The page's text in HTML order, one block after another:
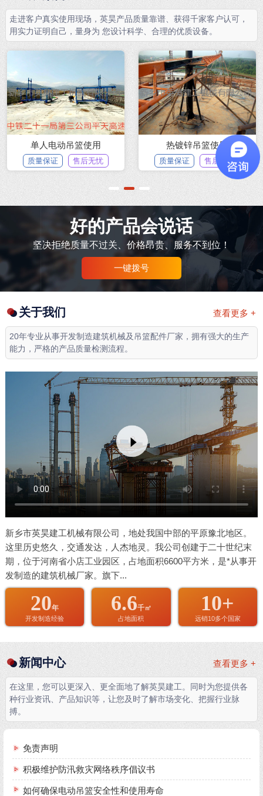
走进客户真实使用现场，英昊产品质量靠谱、获得千家客户认可，
用实力证明自己，量身为 您设计科学、合理的优质设备。
单人电动吊篮使用
质量保证 售后无忧
热镀锌吊篮使用
质量保证 售后无忧
1 2 3
好的产品会说话
坚决拒绝质量不过关、价格昂贵、服务不到位！
一键拨号
查看更多 +
关于我们
20年专业从事开发制造建筑机械及吊篮配件厂家，拥有强大的生产
能力，严格的产品质量检测流程。
新乡市英昊建工机械有限公司，地处我国中部的平原豫北地区。
这里历史悠久，交通发达，人杰地灵。我公司创建于二十世纪末
期，位于河南省小店工业园区，占地面积6600平方米，是*从事开
发制造的建筑机械厂家。旗下...
20年
开发制造经验
6.6千㎡
占地面积
10+
远销10多个国家
查看更多 +
新闻中心
在这里，您可以更深入、更全面地了解英昊建工。同时为您提供各
种行业资讯、产品知识等，让您及时了解市场变化、把握行业脉
搏。
免责声明
积极维护防汛救灾网络秩序倡议书
如何确保电动吊篮安全性和使用寿命